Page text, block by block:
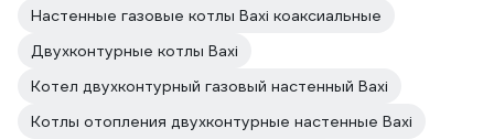
Настенные газовые котлы Baxi коаксиальные
Двухконтурные котлы Baxi
Котел двухконтурный газовый настенный Baxi
Котлы отопления двухконтурные настенные Baxi